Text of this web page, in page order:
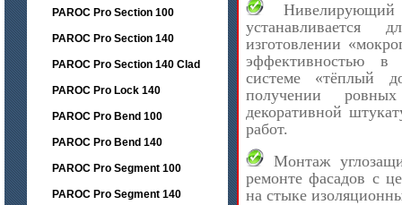
PAROC Pro Section 100
PAROC Pro Section 140
PAROC Pro Section 140 Clad
PAROC Pro Lock 140
PAROC Pro Bend 100
PAROC Pro Bend 140
PAROC Pro Segment 100
PAROC Pro Segment 140
изготовлении
эффективностью в
системе «тёплый
получении
декоративной
работ.
Монтаж
ремонте фасадов с
на стыке